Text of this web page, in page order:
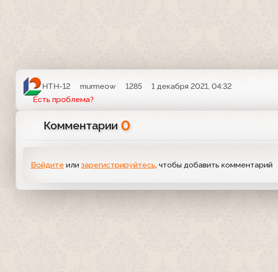
НТН-12 murmeow 1285
1 декабря 2021, 04:32
Есть проблема?
Комментарии 0
Войдите или зарегистрируйтесь, чтобы добавить комментарий